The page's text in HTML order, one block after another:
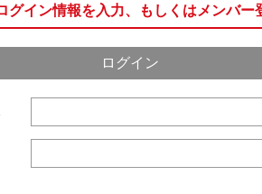
グイン情報を入力、もしくはメンバー
ログイン